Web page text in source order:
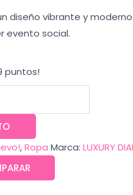
diseño vibrante y
evento social.
puntos!
,Ropa Marca: LUXURY